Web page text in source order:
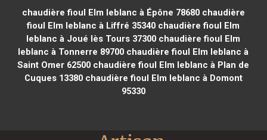
chaudière fioul Elm leblanc à Épône 78680chaudière
fioul Elm leblanc à Liffré 35340 chaudière fioul Elm
leblanc à Joué lès Tours 37300 chaudière fioul Elm
leblanc à Tonnerre 89700 chaudière fioul Elm leblanc à
Saint Omer 62500 chaudière fioul Elm leblanc à Plan de
Cuques 13380chaudière fioul Elm leblanc à Domont
95330